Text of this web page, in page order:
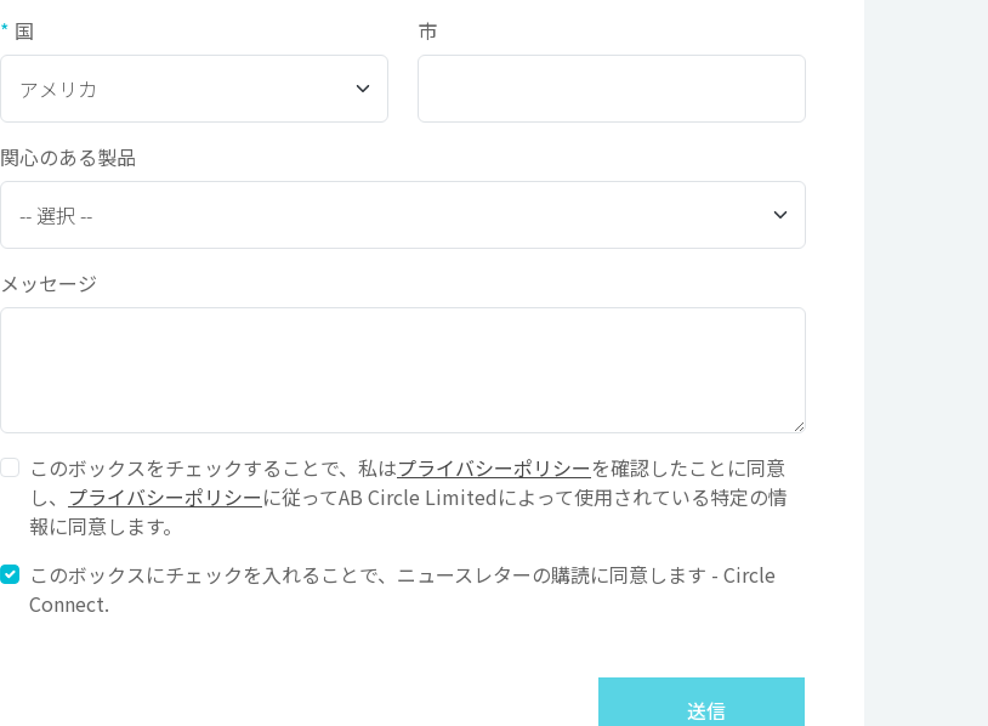
国 市
関心のある製品
メッセージ
このボックスをチェックすることで、私はプライバシーポリシーを確認したことに同意
し、 プライバシーポリシーに従ってAB Circle Limitedによって使用されている特定の情
報に同意します。
このボックスにチェックを入れることで、ニュースレターの購読に同意します - Circle
Connect.
送信